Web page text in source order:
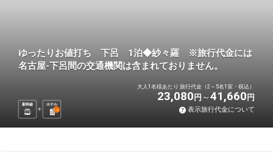
ゆったりお値打ち 下呂 1泊◆紗々羅 ※旅行代金には
名古屋-下呂間の交通機関は含まれておりません。
新幹線
ホテル
1 泊
大人1名様あたり 旅行代金（2～5名1室・税込）
23,080 円 41,660 円
表示旅行代金について